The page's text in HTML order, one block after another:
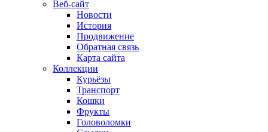
Веб-сайт
Новости
История
Продвижение
Обратная связь
Карта сайта
Коллекции
Курьёзы
Транспорт
Кошки
Фрукты
Головоломки